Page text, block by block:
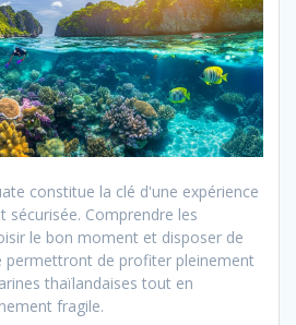
constitue la clé d'une expérience
sécurisée. Comprendre les
le bon moment et disposer de
permettront de profiter pleinement
thaïlandaises tout en
fragile.